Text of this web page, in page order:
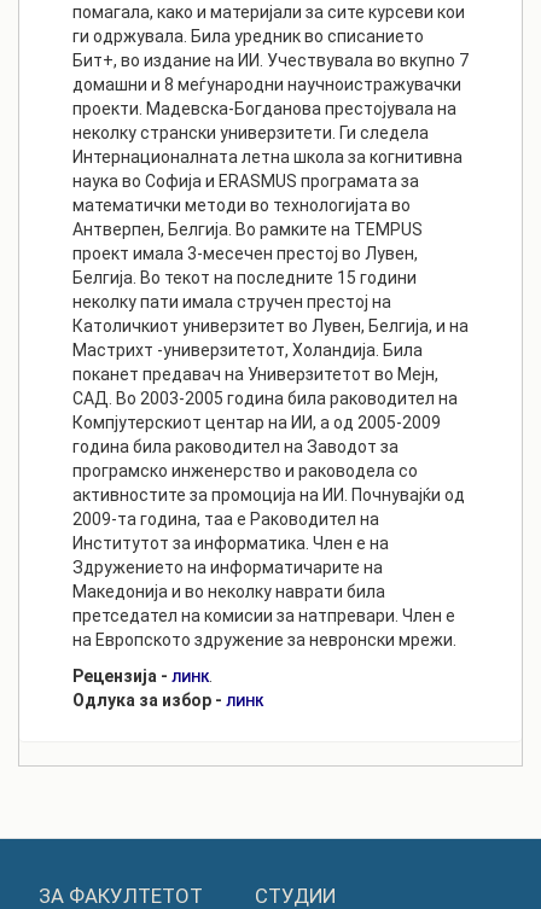
помагала, како и материјали за сите курсеви кои
ги одржувала. Била уредник во списанието
Бит+, во издание на ИИ. Учествувала во вкупно 7
домашни и 8 меѓународни научноистражувачки
проекти. Мадевска-Богданова престојувала на
неколку странски универзитети. Ги следела
Интернационалната летна школа за когнитивна
наука во Софија и ERASMUS програмата за
математички методи во технологијата во
Антверпен, Белгија. Во рамките на TEMPUS
проект имала 3-месечен престој во Лувен,
Белгија. Во текот на последните 15 години
неколку пати имала стручен престој на
Католичкиот универзитет во Лувен, Белгија, и на
Мастрихт -универзитетот, Холандија. Била
поканет предавач на Универзитетот во Мејн,
САД. Во 2003-2005 година била раководител на
Компјутерскиот центар на ИИ, а од 2005-2009
година била раководител на Заводот за
програмско инженерство и раководела со
активностите за промоција на ИИ. Почнувајќи од
2009-та година, таа е Раководител на
Институтот за информатика. Член е на
Здружението на информатичарите на
Македонија и во неколку наврати била
претседател на комисии за натпревари. Член е
на Европското здружение за невронски мрежи.
Рецензија - ЛИНК.
Одлука за избор - ЛИНК
ЗА ФАКУЛТЕТОТ СТУДИИ